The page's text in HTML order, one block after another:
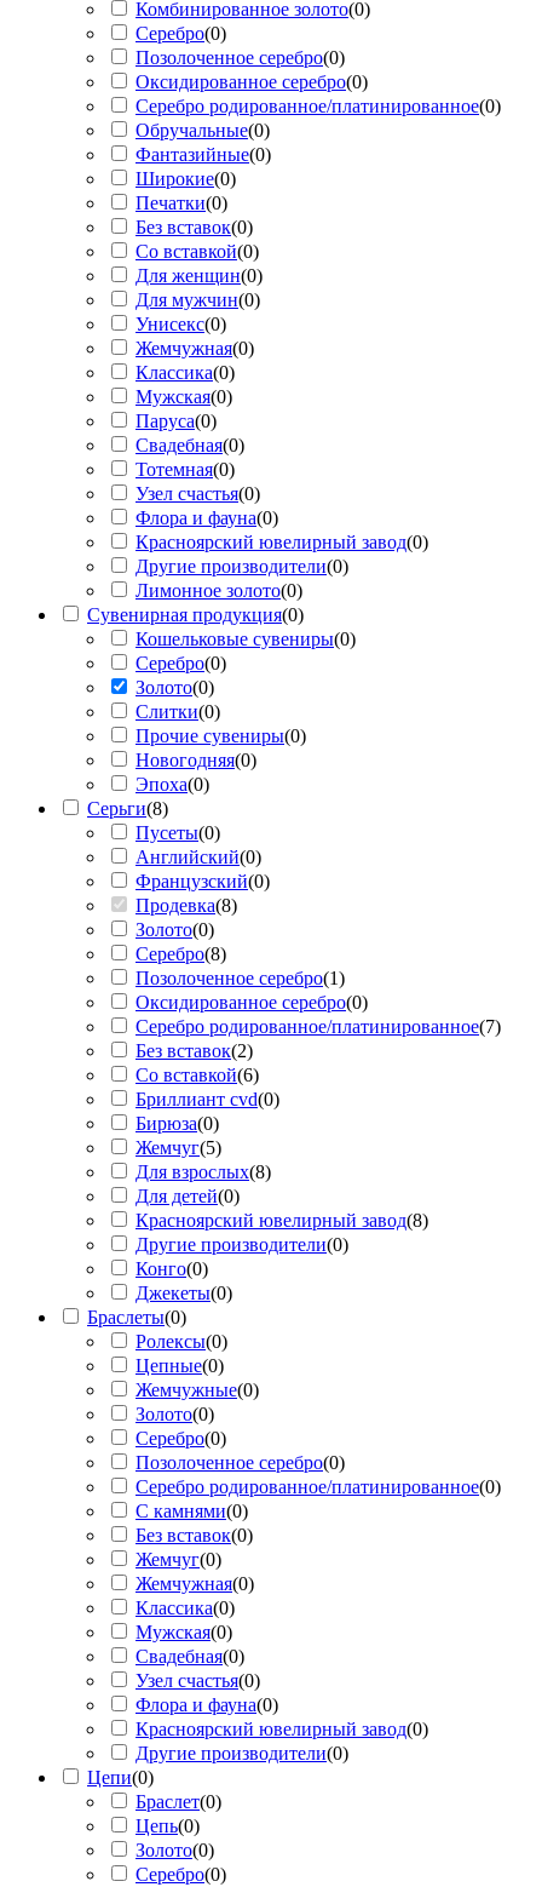
Комбинированное золото(0)
Серебро(0)
Позолоченное серебро(0)
Оксидированное серебро(0)
Серебро родированное/платинированное(0)
Обручальные(0)
Фантазийные(0)
Широкие(0)
Печатки(0)
Без вставок(0)
Со вставкой(0)
Для женщин(0)
Для мужчин(0)
Унисекс(0)
Жемчужная(0)
Классика(0)
Мужская(0)
Паруса(0)
Свадебная(0)
Тотемная(0)
Узел счастья(0)
Флора и фауна(0)
Красноярский ювелирный завод(0)
Другие производители(0)
Лимонное золото(0)
Сувенирная продукция(0)
Кошельковые сувениры(0)
Серебро(0)
Золото(0)
Слитки(0)
Прочие сувениры(0)
Новогодняя(0)
Эпоха(0)
Серьги(8)
Пусеты(0)
Английский(0)
Французский(0)
Продевка(8)
Золото(0)
Серебро(8)
Позолоченное серебро(1)
Оксидированное серебро(0)
Серебро родированное/платинированное(7)
Без вставок(2)
Со вставкой(6)
Бриллиант cvd(0)
Бирюза(0)
Жемчуг(5)
Для взрослых(8)
Для детей(0)
Красноярский ювелирный завод(8)
Другие производители(0)
Конго(0)
Джекеты(0)
Браслеты(0)
Ролексы(0)
Цепные(0)
Жемчужные(0)
Золото(0)
Серебро(0)
Позолоченное серебро(0)
Серебро родированное/платинированное(0)
С камнями(0)
Без вставок(0)
Жемчуг(0)
Жемчужная(0)
Классика(0)
Мужская(0)
Свадебная(0)
Узел счастья(0)
Флора и фауна(0)
Красноярский ювелирный завод(0)
Другие производители(0)
Цепи(0)
Браслет(0)
Цепь(0)
Золото(0)
Серебро(0)